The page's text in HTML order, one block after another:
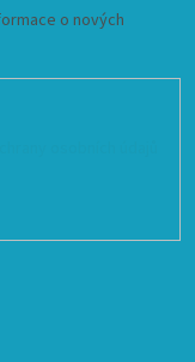
o nových